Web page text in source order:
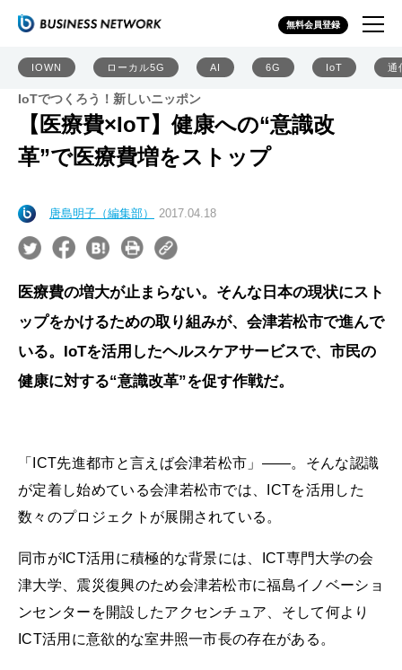
無料会員登録
IOWN ローカル5G AI 6G IoT 通
IoTでつくろう！新しいニッポン
【医療費×IoT】健康への“意識改
革”で医療費増をストップ
唐島明子（編集部） 2017.04.18
医療費の増大が止まらない。そんな日本の現状にスト
ップをかけるための取り組みが、会津若松市で進んで
いる。IoTを活用したヘルスケアサービスで、市民の
健康に対する“意識改革”を促す作戦だ。
「ICT先進都市と言えば会津若松市」――。そんな認識
が定着し始めている会津若松市では、ICTを活用した
数々のプロジェクトが展開されている。
同市がICT活用に積極的な背景には、ICT専門大学の会
津大学、震災復興のため会津若松市に福島イノベーショ
ンセンターを開設したアクセンチュア、そして何より
ICT活用に意欲的な室井照一市長の存在がある。